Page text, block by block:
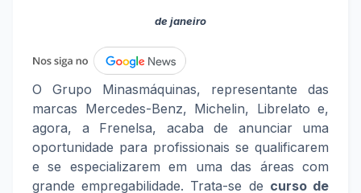
de janeiro
O Grupo Minasmáquinas, representante das
marcas Mercedes-Benz, Michelin, Librelato e,
agora, a Frenelsa, acaba de anunciar uma
oportunidade para profissionais se qualificarem
e se especializarem em uma das áreas com
grande empregabilidade. Trata-se de curso de